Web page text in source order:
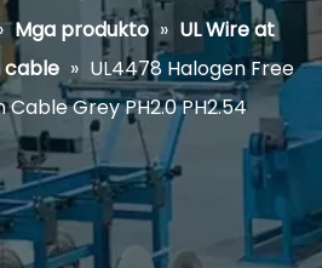
Mga produkto » UL Wire at
cable » UL4478 Halogen Free
Cable Grey PH2.0 PH2.54